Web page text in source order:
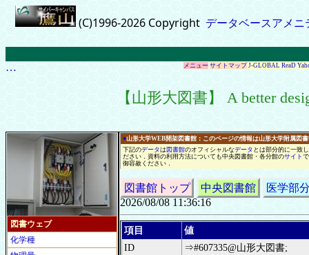
(C)1996-2026 Copyright データベースアメニ
… メニュー サイトマップ J-GLOBAL ReaD
【山形大図書】 A better
図書ウェブ
化学種
●山形大学WEB開架図書館：このページの情報は山形大学附属図
下記のデータは 図書館のオフィシャルなデータ と は部分的に一致
ださい ． 資料の利用方法についても中央図書館 ・ 各分館のサイト
御容赦ください ．
図書館トップ 中央図書館
医学部
2026/08/08 11:36:16
項目
値
ID
⇒#607335@山形大図書;